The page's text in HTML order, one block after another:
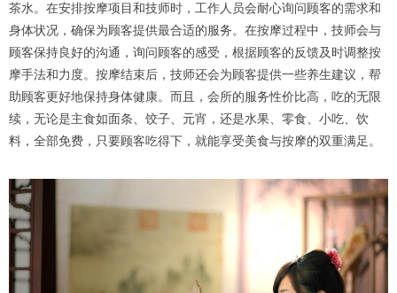
茶水。在安排按摩项目和技师时，工作人员会耐心询问顾客的需求和
身体状况，确保为顾客提供最合适的服务。在按摩过程中，技师会与
顾客保持良好的沟通，询问顾客的感受，根据顾客的反馈及时调整按
摩手法和力度。按摩结束后，技师还会为顾客提供一些养生建议，帮
助顾客更好地保持身体健康。而且，会所的服务性价比高，吃的无限
续，无论是主食如面条、饺子、元宵，还是水果、零食、小吃、饮
料，全部免费，只要顾客吃得下，就能享受美食与按摩的双重满足。